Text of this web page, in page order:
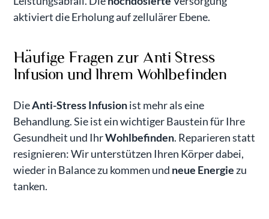
aktiviert die Erholung auf zellulärer Ebene.
Häufige Fragen zur Anti Stress
Infusion und Ihrem Wohlbefinden
DieAnti-Stress Infusionist mehr als eine
Behandlung. Sie ist ein wichtiger Baustein für Ihre
Gesundheit und IhrWohlbefinden. Reparieren statt
resignieren: Wir unterstützen Ihren Körper dabei,
wieder in Balance zu kommen und neue Energie zu
tanken.